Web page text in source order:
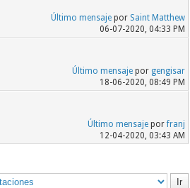
Último mensajepor Saint Matthew
06-07-2020, 04:33 PM
Último mensajepor gengisar
18-06-2020, 08:49 PM
Último mensajeporfranj
12-04-2020, 03:43 AM